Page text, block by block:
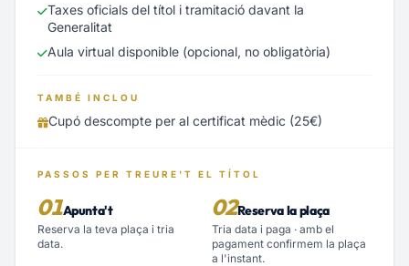
Taxes oficials del títol i tramitació davant la
Generalitat
Aula virtual disponible (opcional, no obligatòria)
TAMBÉ INCLOU
Cupó descompte per al certificat mèdic (25€)
PASSOS PER TREURE'T EL TÍTOL
01Apunta't
Reserva la teva plaça i tria
data.
02Reserva la plaça
Tria data i paga · amb el
pagament confirmem la plaça
a l'instant.